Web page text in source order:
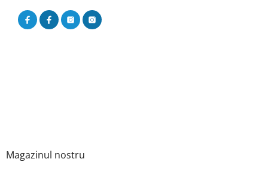
Magazinul nostru